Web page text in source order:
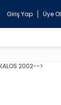
Giriş Yap Üye Ol